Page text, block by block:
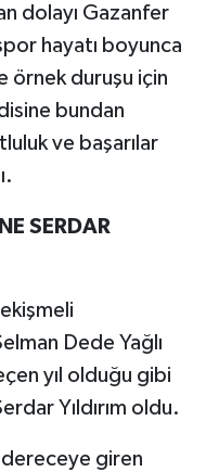
dolayı Gazanfer
hayatı boyunca
örnek duruşu için
bundan
ve başarılar
SERDAR
Dede Yağlı
yıl olduğu gibi
Yıldırım oldu.
dereceye giren